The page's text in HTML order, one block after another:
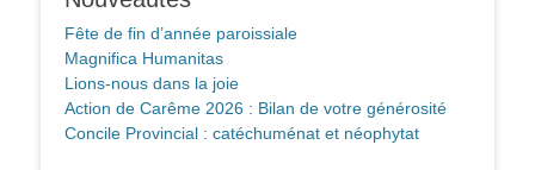
Fête de fin d’année paroissiale
Magnifica Humanitas
Lions-nous dans la joie
Action de Carême 2026 : Bilan de votre générosité
Concile Provincial : catéchuménat et néophytat